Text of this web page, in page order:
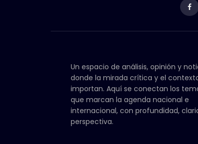
Un espacio de análisis, opinión y
donde la mirada crítica y el
importan. Aquí se conectan los
que marcan la agenda nacional e
internacional, con profundidad,
perspectiva.